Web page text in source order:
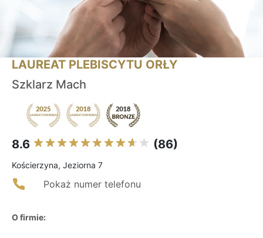
LAUREAT PLEBISCYTU ORŁY
Szklarz Mach
8.6 (86)
Kościerzyna, Jeziorna 7
Pokaż numer telefonu
O firmie: